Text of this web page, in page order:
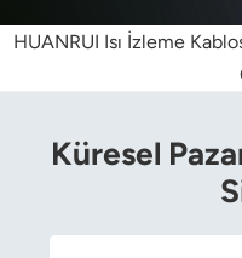
HUANRUI Isı İzleme
Küresel